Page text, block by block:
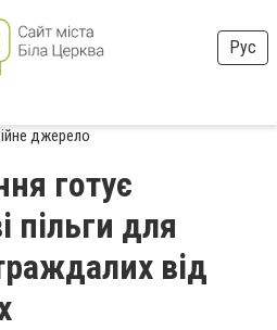
Рус
джерело
готує
пільги для
від